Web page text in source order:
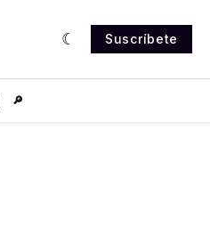
Suscríbete
🔎